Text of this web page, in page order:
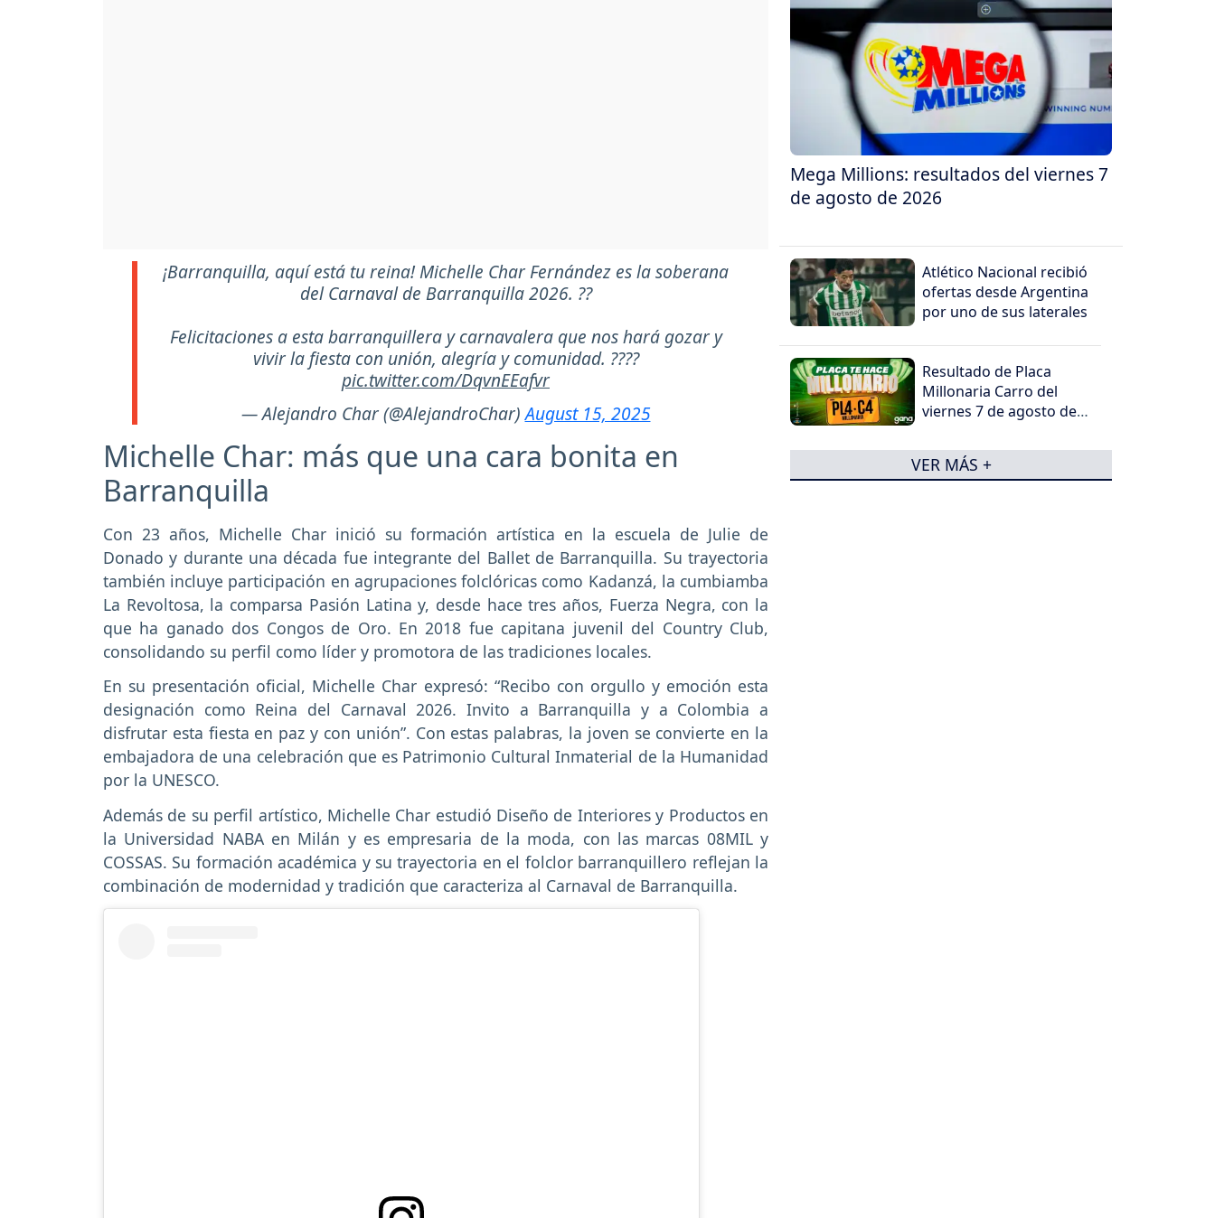
¡Barranquilla, aquí está tu reina! Michelle Char Fernández es la soberana
del Carnaval de Barranquilla 2026. ??
Felicitaciones a esta barranquillera y carnavalera que nos hará gozar y
vivir la fiesta con unión, alegría y comunidad. ????
pic.twitter.com/DqvnEEafvr
— Alejandro Char (@AlejandroChar)August 15, 2025
Michelle Char: más que una cara bonita en
Barranquilla
Con 23 años, Michelle Char inició su formación artística en la escuela de Julie de
Donado y durante una década fue integrante del Ballet de Barranquilla. Su trayectoria
también incluye participación en agrupaciones folclóricas como Kadanzá, la cumbiamba
La Revoltosa, la comparsa Pasión Latina y, desde hace tres años, Fuerza Negra, con la
que ha ganado dos Congos de Oro. En 2018 fue capitana juvenil del Country Club,
consolidando su perfil como líder y promotora de las tradiciones locales.
En su presentación oficial, Michelle Char expresó: “Recibo con orgullo y emoción esta
designación como Reina del Carnaval 2026. Invito a Barranquilla y a Colombia a
disfrutar esta fiesta en paz y con unión”. Con estas palabras, la joven se convierte en la
embajadora de una celebración que es Patrimonio Cultural Inmaterial de la Humanidad
por la UNESCO.
Además de su perfil artístico, Michelle Char estudió Diseño de Interiores y Productos en
la Universidad NABA en Milán y es empresaria de la moda, con las marcas 08MIL y
COSSAS. Su formación académica y su trayectoria en el folclor barranquillero reflejan la
combinación de modernidad y tradición que caracteriza al Carnaval de Barranquilla.
Mega Millions: resultados del viernes 7
de agosto de 2026
Atlético Nacional recibió
ofertas desde Argentina
por uno de sus laterales
Resultado de Placa
Millonaria Carro del
viernes 7 de agosto de
VER MÁS +